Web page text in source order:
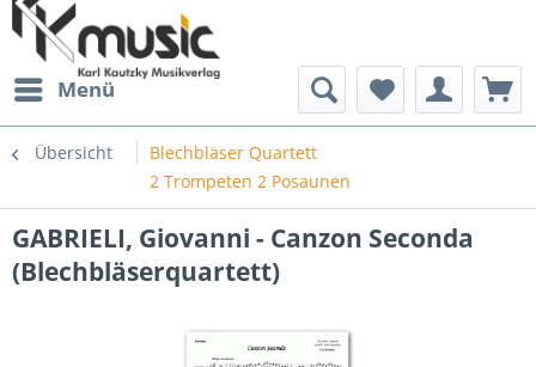
Menü
Übersicht
Blechbläser Quartett
2 Trompeten 2 Posaunen
GABRIELI, Giovanni - Canzon Seconda
(Blechbläserquartett)